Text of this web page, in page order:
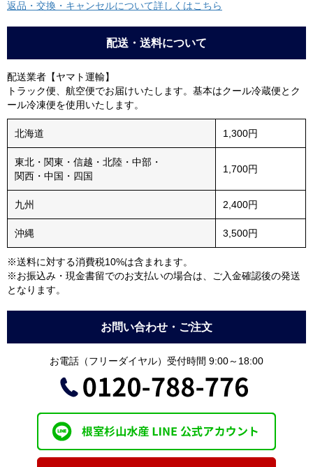
返品・交換・キャンセルについて詳しくはこちら
配送・送料について
配送業者【ヤマト運輸】
トラック便、航空便でお届けいたします。基本はクール冷蔵便とク
ール冷凍便を使用いたします。
北海道 1,300円
東北・関東・信越・北陸・中部・
関西・中国・四国
1,700円
九州 2,400円
沖縄 3,500円
※送料に対する消費税10%は含まれます。
※お振込み・現金書留でのお支払いの場合は、ご入金確認後の発送
となります。
お問い合わせ・ご注文
お電話（フリーダイヤル）受付時間 9:00～18:00